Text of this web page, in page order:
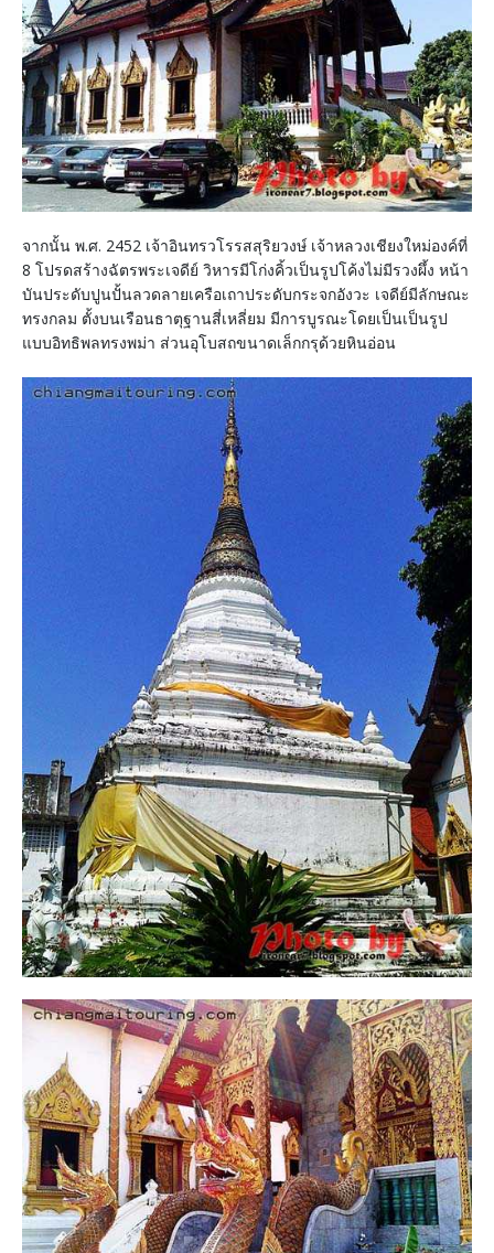
จากนั้น พ.ศ. 2452 เจ้าอินทรวโรรสสุริยวงษ์ เจ้าหลวงเชียงใหม่องค์ที่
8 โปรดสร้างฉัตรพระเจดีย์ วิหารมีโก่งคิ้วเป็นรูปโค้งไม่มีรวงผึ้ง หน้า
บันประดับปูนปั้นลวดลายเครือเถาประดับกระจกอังวะ เจดีย์มีลักษณะ
ทรงกลม ตั้งบนเรือนธาตุฐานสี่เหลี่ยม มีการบูรณะโดยเป็นเป็นรูป
แบบอิทธิพลทรงพม่า ส่วนอุโบสถขนาดเล็กกรุด้วยหินอ่อน